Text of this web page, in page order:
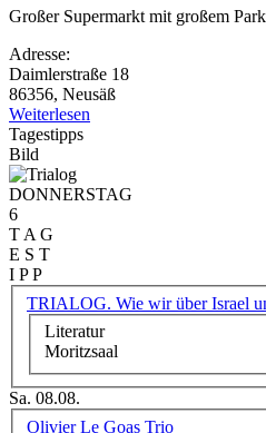
Großer Supermarkt mit großem
Adresse:
Daimlerstraße 18
86356, Neusäß
Weiterlesen
Tagestipps
Bild
DONNERSTAG
6
T A G
E S T
I P P
TRIALOG. Wie wir über Israel
Literatur
Moritzsaal
Sa. 08.08.
Olivier Le Goas Trio